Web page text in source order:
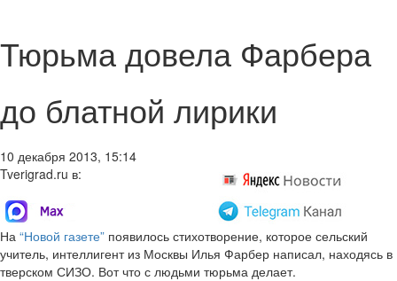
Тюрьма довела Фарбера
до блатной лирики
10 декабря 2013, 15:14
Tverigrad.ru в:
На “Новой газете” появилось стихотворение, которое сельский
учитель, интеллигент из Москвы Илья Фарбер написал, находясь в
тверском СИЗО. Вот что с людьми тюрьма делает.